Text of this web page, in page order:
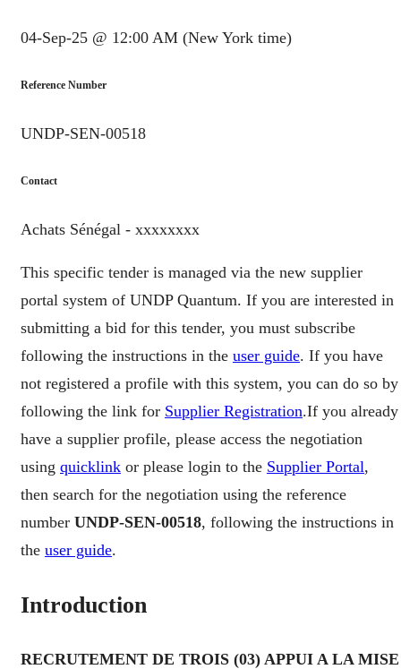
04-Sep-25 @ 12:00 AM (New York time)
Reference Number
UNDP-SEN-00518
Contact
Achats Sénégal - xxxxxxxx
This specific tender is managed via the new supplier
portal system of UNDP Quantum. If you are interested in
submitting a bid for this tender, you must subscribe
following the instructions in the user guide. If you have
not registered a profile with this system, you can do so by
following the link for Supplier Registration.If you already
have a supplier profile, please access the negotiation
using quicklink or please login to the Supplier Portal,
then search for the negotiation using the reference
number UNDP-SEN-00518, following the instructions in
the user guide.
Introduction
RECRUTEMENT DE TROIS (03) APPUI A LA MISE